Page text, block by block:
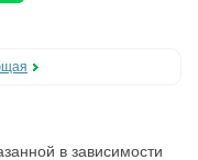
в зависимости